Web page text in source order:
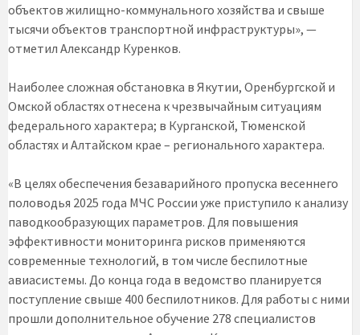
объектов жилищно-коммунального хозяйства и свыше
тысячи объектов транспортной инфраструктуры», —
отметил Александр Куренков.
Наиболее сложная обстановка в Якутии, Оренбургской и
Омской областях отнесена к чрезвычайным ситуациям
федерального характера; в Курганской, Тюменской
областях и Алтайском крае – регионального характера.
«В целях обеспечения безаварийного пропуска весеннего
половодья 2025 года МЧС России уже приступило к анализу
паводкообразующих параметров. Для повышения
эффективности мониторинга рисков применяются
современные технологий, в том числе беспилотные
авиасистемы. До конца года в ведомство планируется
поступление свыше 400 беспилотников. Для работы с ними
прошли дополнительное обучение 278 специалистов